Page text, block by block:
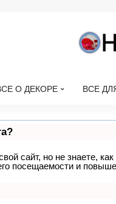
О ДЕКОРЕ ВСЕ
сайт, но не знаете,
посещаемости и